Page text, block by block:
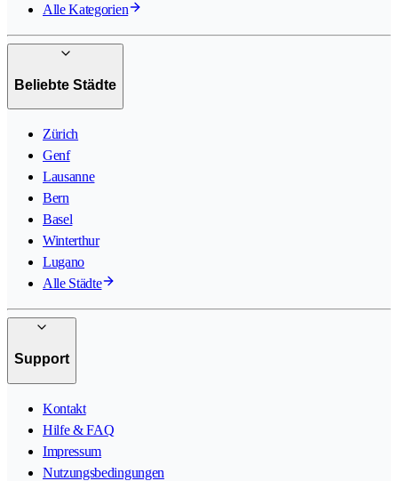
Alle Kategorien
Beliebte Städte
Zürich
Genf
Lausanne
Bern
Basel
Winterthur
Lugano
Alle Städte
Support
Kontakt
Hilfe & FAQ
Impressum
Nutzungsbedingungen